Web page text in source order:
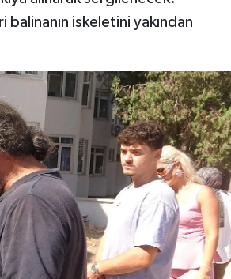
iskeletini yakından